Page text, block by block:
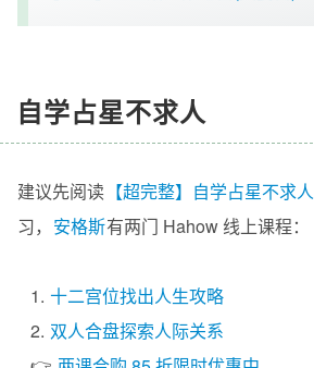
自学占星不求人
建议先阅读 【超完整】自学占星不求人
习， 安格斯有两门 Hahow 线上课程：
1. 十二宫位找出人生攻略
2. 双人合盘探索人际关系